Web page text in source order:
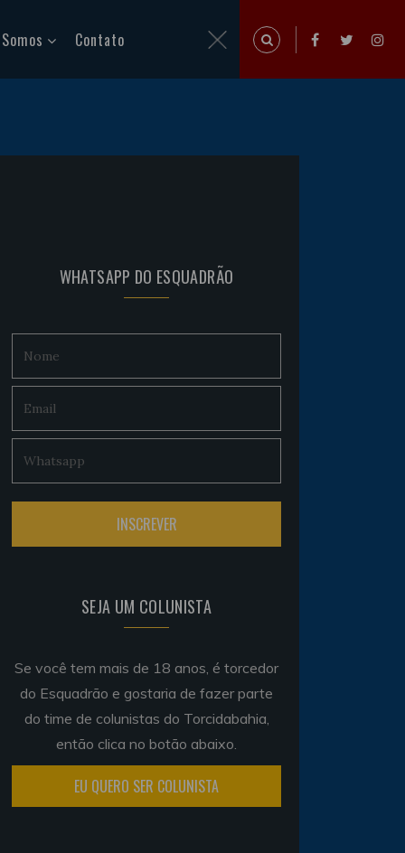
Contato
WHATSAPP DO ESQUADRÃO
SEJA UM COLUNISTA
Se você tem mais de 18 anos, é torcedor
do Esquadrão e gostaria de fazer parte
do time de colunistas do Torcidabahia,
então clica no botão abaixo.
EU QUERO SER COLUNISTA